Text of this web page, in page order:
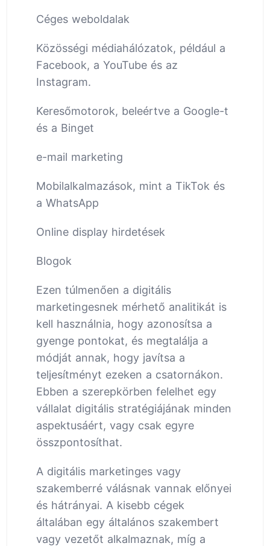
Céges weboldalak
Közösségi médiahálózatok, például a
Facebook, a YouTube és az
Instagram.
Keresőmotorok, beleértve a Google-t
és a Binget
e-mail marketing
Mobilalkalmazások, mint a TikTok és
a WhatsApp
Online display hirdetések
Blogok
Ezen túlmenően a digitális
marketingesnek mérhető analitikát is
kell használnia, hogy azonosítsa a
gyenge pontokat, és megtalálja a
módját annak, hogy javítsa a
teljesítményt ezeken a csatornákon.
Ebben a szerepkörben felelhet egy
vállalat digitális stratégiájának minden
aspektusáért, vagy csak egyre
összpontosíthat.
A digitális marketinges vagy
szakemberré válásnak vannak előnyei
és hátrányai. A kisebb cégek
általában egy általános szakembert
vagy vezetőt alkalmaznak, míg a